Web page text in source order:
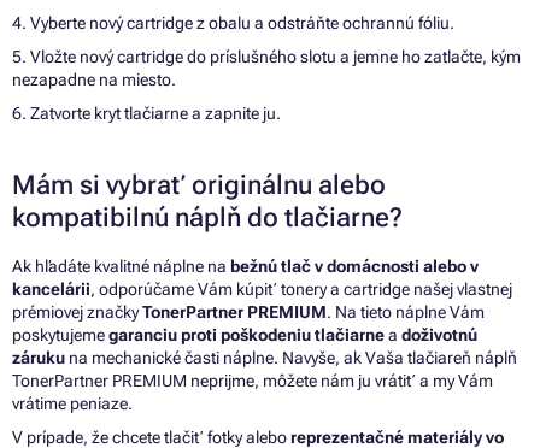
4. Vyberte nový cartridge z obalu a odstráňte ochrannú fóliu.
5. Vložte nový cartridge do príslušného slotu a jemne ho zatlačte, kým
nezapadne na miesto.
6. Zatvorte kryt tlačiarne a zapnite ju.
Mám si vybrať originálnu alebo
kompatibilnú náplň do tlačiarne?
Ak hľadáte kvalitné náplne na bežnú tlač v domácnosti alebo v
kancelárii, odporúčame Vám kúpiť tonery a cartridge našej vlastnej
prémiovej značkyTonerPartner PREMIUM. Na tieto náplne Vám
poskytujemegaranciu proti poškodeniu tlačiarnea doživotnú
záruku na mechanické časti náplne. Navyše, ak Vaša tlačiareň náplň
TonerPartner PREMIUM neprijme, môžete nám ju vrátiť a my Vám
vrátime peniaze.
V prípade, že chcete tlačiť fotky aleboreprezentačné materiály vo